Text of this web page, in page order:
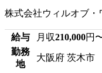
株式会社ウィルオブ・
給与 月収210,000円
勤務
地
大阪府 茨木市